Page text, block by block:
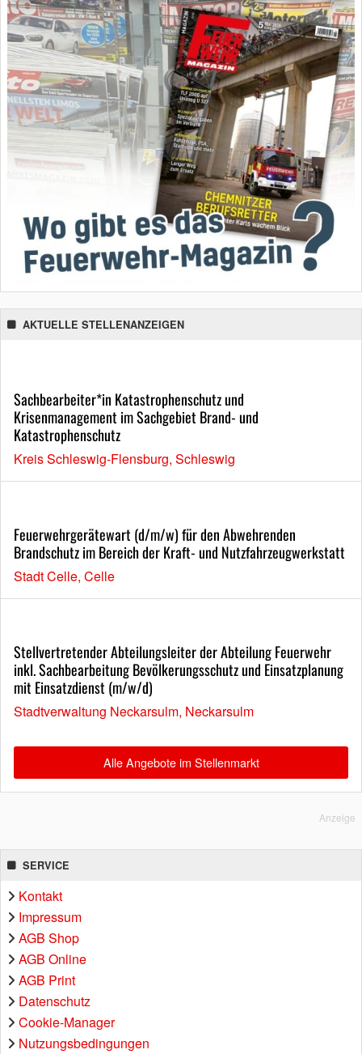
AKTUELLE STELLENANZEIGEN
Sachbearbeiter*in Katastrophenschutz und
Krisenmanagement im Sachgebiet Brand- und
Katastrophenschutz
Kreis Schleswig-Flensburg, Schleswig
Feuerwehrgerätewart (d/m/w) für den Abwehrenden
Brandschutz im Bereich der Kraft- und Nutzfahrzeugwerkstatt
Stadt Celle, Celle
Stellvertretender Abteilungsleiter der Abteilung Feuerwehr
inkl. Sachbearbeitung Bevölkerungsschutz und Einsatzplanung
mit Einsatzdienst (m/w/d)
Stadtverwaltung Neckarsulm, Neckarsulm
Alle Angebote im Stellenmarkt
Anzeige
SERVICE
Kontakt
Impressum
AGB Shop
AGB Online
AGB Print
Datenschutz
Cookie-Manager
Nutzungsbedingungen